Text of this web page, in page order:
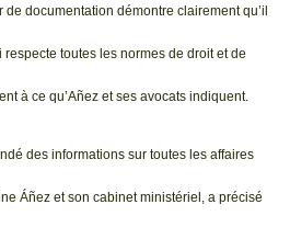
documentation démontre clairement qu’il
respecte toutes les normes de droit et de
à ce qu’Añez et ses avocats indiquent.
des informations sur toutes les affaires
Áñez et son cabinet ministériel, a précisé